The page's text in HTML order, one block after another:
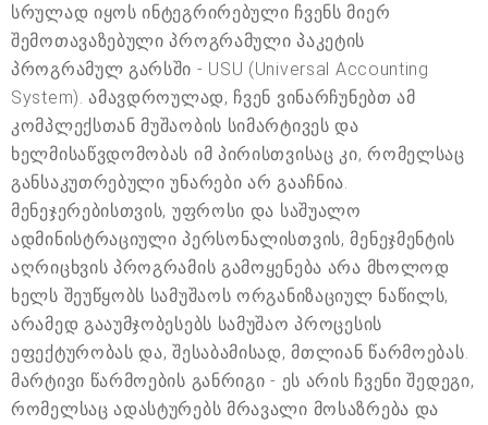
სრულად იყოს ინტეგრირებული ჩვენს მიერ
შემოთავაზებული პროგრამული პაკეტის
პროგრამულ გარსში - USU (Universal Accounting
System). ამავდროულად, ჩვენ ვინარჩუნებთ ამ
კომპლექსთან მუშაობის სიმარტივეს და
ხელმისაწვდომობას იმ პირისთვისაც კი, რომელსაც
განსაკუთრებული უნარები არ გააჩნია.
მენეჯერებისთვის, უფროსი და საშუალო
ადმინისტრაციული პერსონალისთვის, მენეჯმენტის
აღრიცხვის პროგრამის გამოყენება არა მხოლოდ
ხელს შეუწყობს სამუშაოს ორგანიზაციულ ნაწილს,
არამედ გააუმჯობესებს სამუშაო პროცესის
ეფექტურობას და, შესაბამისად, მთლიან წარმოებას.
მარტივი წარმოების განრიგი - ეს არის ჩვენი შედეგი,
რომელსაც ადასტურებს მრავალი მოსაზრება და